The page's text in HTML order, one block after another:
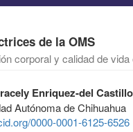
de la OMS
corporal y calidad de
Enriquez-del Castillo
Autónoma de Chihuahua
0000-0001-6125-6526